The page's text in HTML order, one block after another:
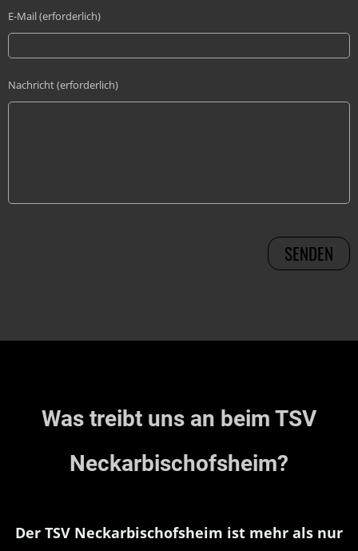
E-Mail (erforderlich)
Nachricht (erforderlich)
Was treibt uns an beim TSV
Neckarbischofsheim?
Der TSV Neckarbischofsheim ist mehr als nur